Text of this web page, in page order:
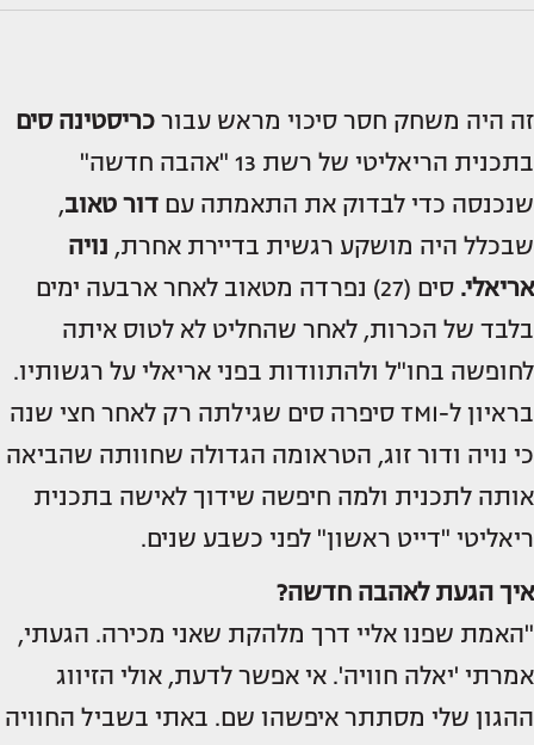
זה היה משחק חסר סיכוי מראש עבור כריסטינה סים
בתכנית הריאליטי של רשת 13 "אהבה חדשה"
שנכנסה כדי לבדוק את התאמתה עם דור טאוב,
שבכלל היה מושקע רגשית בדיירת אחרת, נויה
אריאלי.
סים (27) נפרדה מטאוב לאחר ארבעה ימים
בלבד של הכרות, לאחר שהחליט לא לטוס איתה
לחופשה בחו"ל ולהתוודות בפני אריאלי על רגשותיו.
בראיון ל-TMI סיפרה סים שגילתה רק לאחר חצי שנה
כי נויה ודור זוג, הטראומה הגדולה שחוותה שהביאה
אותה לתכנית ולמה חיפשה שידוך לאישה בתכנית
ריאליטי "דייט ראשון" לפני כשבע שנים.
איך הגעת לאהבה חדשה?
"האמת שפנו אליי דרך מלהקת שאני מכירה. הגעתי,
אמרתי 'יאלה חוויה'. אי אפשר לדעת, אולי הזיווג
ההגון שלי מסתתר איפשהו שם. באתי בשביל החוויה